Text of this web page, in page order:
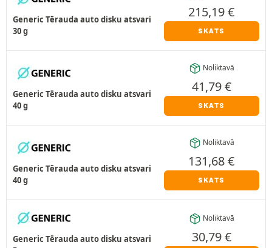
Generic Tērauda auto disku atsvari
30 g
215,19€
SKATS
Generic Tērauda auto disku atsvari
40 g
Noliktavā
41,79€
SKATS
Generic Tērauda auto disku atsvari
40 g
Noliktavā
131,68€
SKATS
Generic Tērauda auto disku atsvari
Noliktavā
30,79€